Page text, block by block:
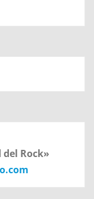
Rock»